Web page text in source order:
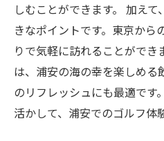
しむことができます。 加え
きなポイントです。東京から
りで気軽に訪れることができ
は、浦安の海の幸を楽しめ
のリフレッシュにも最適です
活かして、浦安でのゴルフ体